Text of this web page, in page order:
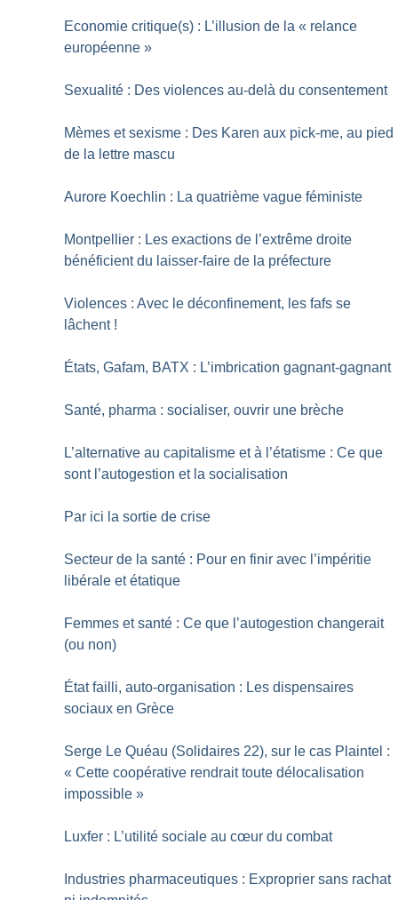
Economie critique(s) : L’illusion de la « relance
européenne »
Sexualité : Des violences au-delà du consentement
Mèmes et sexisme : Des Karen aux pick-me, au pied
de la lettre mascu
Aurore Koechlin : La quatrième vague féministe
Montpellier : Les exactions de l’extrême droite
bénéficient du laisser-faire de la préfecture
Violences : Avec le déconfinement, les fafs se
lâchent !
États, Gafam, BATX : L’imbrication gagnant-gagnant
Santé, pharma : socialiser, ouvrir une brèche
L’alternative au capitalisme et à l’étatisme : Ce que
sont l’autogestion et la socialisation
Par ici la sortie de crise
Secteur de la santé : Pour en finir avec l’impéritie
libérale et étatique
Femmes et santé : Ce que l’autogestion changerait
(ou non)
État failli, auto-organisation : Les dispensaires
sociaux en Grèce
Serge Le Quéau (Solidaires 22), sur le cas Plaintel :
« Cette coopérative rendrait toute délocalisation
impossible »
Luxfer : L’utilité sociale au cœur du combat
Industries pharmaceutiques : Exproprier sans rachat